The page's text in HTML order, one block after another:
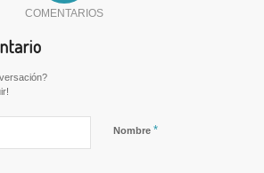
COMENTARIOS
Nombre *